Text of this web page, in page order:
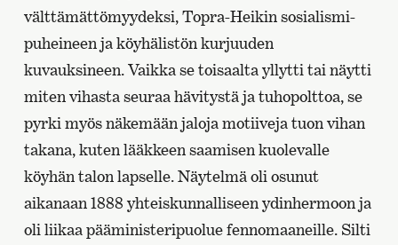
välttämättömyydeksi, Topra-Heikin sosialismi-
puheineen ja köyhälistön kurjuuden
kuvauksineen. Vaikka se toisaalta yllytti tai näytti
miten vihasta seuraa hävitystä ja tuhopolttoa, se
pyrki myös näkemään jaloja motiiveja tuon vihan
takana, kuten lääkkeen saamisen kuolevalle
köyhän talon lapselle. Näytelmä oli osunut
aikanaan 1888 yhteiskunnalliseen ydinhermoon ja
oli liikaa pääministeripuolue fennomaaneille. Silti